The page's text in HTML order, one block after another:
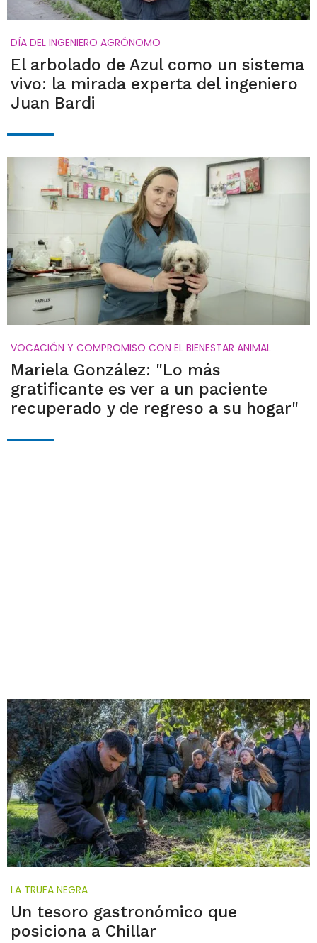
DÍA DEL INGENIERO AGRÓNOMO
El arbolado de Azul como un sistema
vivo: la mirada experta del ingeniero
Juan Bardi
VOCACIÓN Y COMPROMISO CON EL BIENESTAR ANIMAL
Mariela González: "Lo más
gratificante es ver a un paciente
recuperado y de regreso a su hogar"
LA TRUFA NEGRA
Un tesoro gastronómico que
posiciona a Chillar